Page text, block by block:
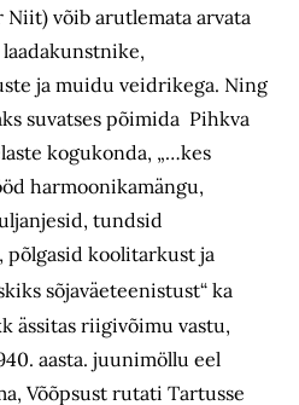
võib arutlemata arvata
ja muidu veidrikega. Ning
suvatses põimida Pihkva
kogukonda, „…kes
harmoonikamängu,
tundsid
põlgasid koolitarkust ja
sõjaväeteenistust“ ka
ässitas riigivõimu vastu,
aasta. juunimöllu eel
Võõpsust rutati Tartusse